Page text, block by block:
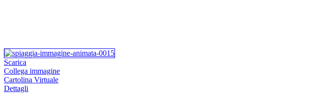
Scarica
Collega immagine
Cartolina Virtuale
Dettagli